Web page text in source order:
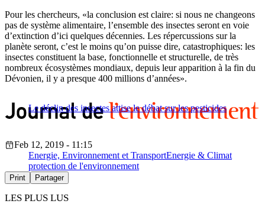
Pour les chercheurs, «la conclusion est claire: si nous ne changeons
pas de système alimentaire, l’ensemble des insectes seront en voie
d’extinction d’ici quelques décennies. Les répercussions sur la
planète seront, c’est le moins qu’on puisse dire, catastrophiques: les
insectes constituent la base, fonctionnelle et structurelle, de très
nombreux écosystèmes mondiaux, depuis leur apparition à la fin du
Dévonien, il y a presque 400 millions d’années».
Le déclin des insectes attise le débat sur les pesticides
Feb 12, 2019 - 11:15
Energie, Environnement et TransportEnergie & Climat
protection de l'environnement
Print Partager
LES PLUS LUS